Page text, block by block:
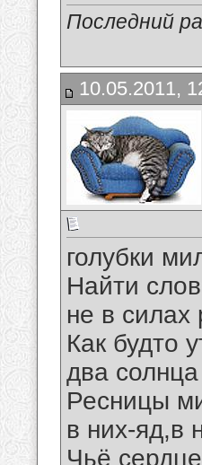
Последний
10.05.2011,
голубки
Найти
не в силах
Как будто
два
Ресницы
в них-яд,в
Чьё